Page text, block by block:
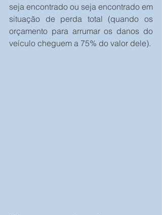
seja encontrado ou seja encontrado em
situação de perda total (quando os
orçamento para arrumar os danos do
veículo cheguem a 75% do valor dele).